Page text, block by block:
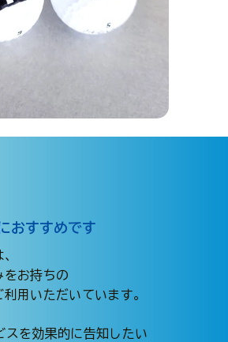
おすすめです
をお持ちの
用いただいています。
スを効果的に告知したい